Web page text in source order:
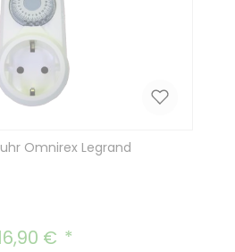
Omnirex Legrand
Preis:
€